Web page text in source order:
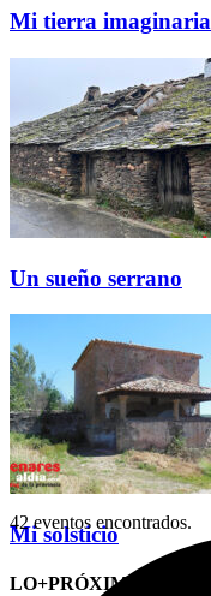
Mi tierra imaginaria
Un sueño serrano
Mi solsticio
LO+PRÓXIMO (CITAS)
42 eventos encontrados.